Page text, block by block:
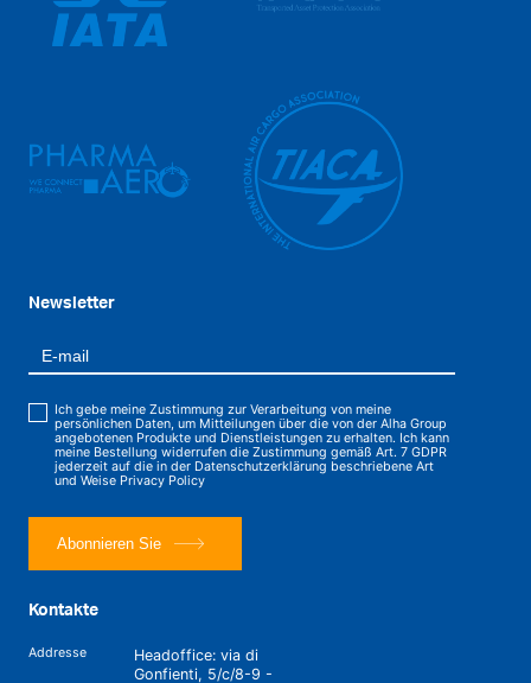
Newsletter
Ich gebe meine Zustimmung zur Verarbeitung von meine
persönlichen Daten, um Mitteilungen über die von der Alha Group
angebotenen Produkte und Dienstleistungen zu erhalten. Ich kann
meine Bestellung widerrufen die Zustimmung gemäß Art. 7 GDPR
jederzeit auf die in der Datenschutzerklärung beschriebene Art
und Weise Privacy Policy
Abonnieren Sie
Kontakte
Addresse
Headoffice: via di
Gonfienti, 5/c/8-9 -